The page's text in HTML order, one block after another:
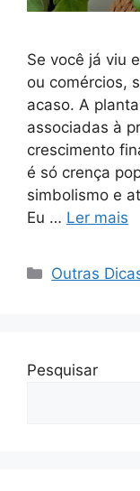
Se você já viu
ou comércios,
acaso. A
associadas à
crescimento
é só crença
simbolismo e
Eu … Ler mais
Categorias
Outras
Pesquisar